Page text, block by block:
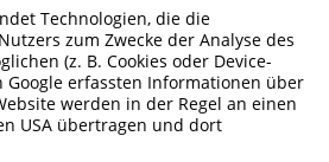
Technologien, die die
zum Zwecke der Analyse des
(z. B. Cookies oder Device-
Google erfassten Informationen über
werden in der Regel an einen
USA übertragen und dort